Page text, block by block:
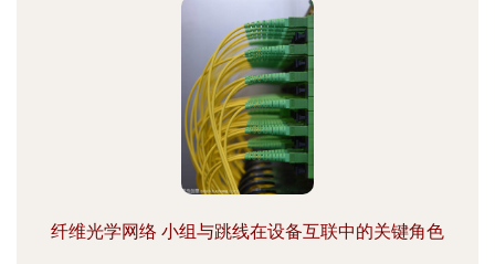
纤维光学网络 小组与跳线在设备互联中的关键角色